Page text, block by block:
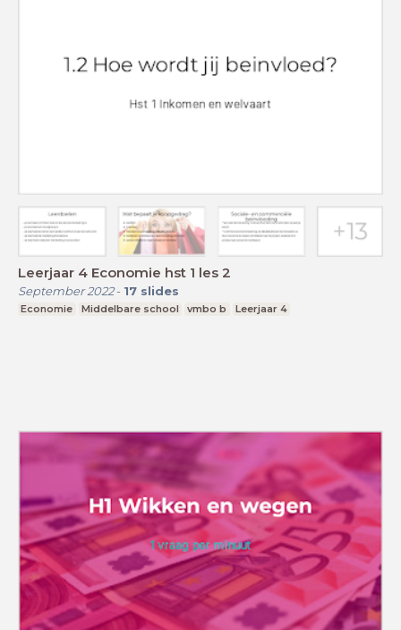
Leerjaar 4 Economie hst 1 les 2
September 2022- 17 slides
Economie Middelbare school vmbo b Leerjaar 4